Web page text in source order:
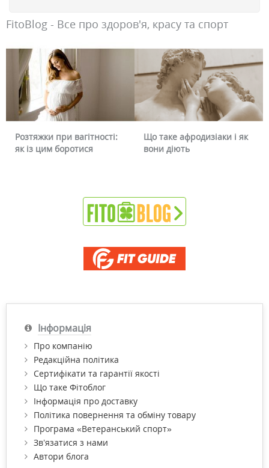
FitoBlog - Все про здоров'я, красу та спорт
Розтяжки при вагітності:
як із цим боротися
Що таке афродизіаки і як
вони діють
Інформація
Про компанію
Редакційна політика
Сертифікати та гарантії якості
Що таке Фітоблог
Інформація про доставку
Політика повернення та обміну товару
Програма «Ветеранський спорт»
Зв’язатися з нами
Автори блога